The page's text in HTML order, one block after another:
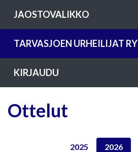
JAOSTOVALIKKO
TARVASJOEN URHEILIJAT RY
KIRJAUDU
Ottelut
2025 2026